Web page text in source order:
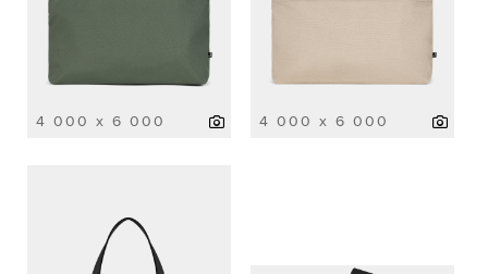
4 000 x 6 000 4 000 x 6 000